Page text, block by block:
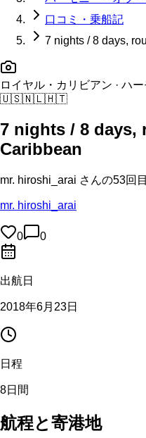
口コミ・乗船記
7 nights / 8 days,
ロイヤル・カリビアン · ハ
🇺🇸🇳🇱🇭🇹
7 nights / 8 days,
Caribbean
mr. hiroshi_arai さんの53回
mr. hiroshi_arai
0 0
出航日
2018年6月23日
日程
8日間
航程と寄港地